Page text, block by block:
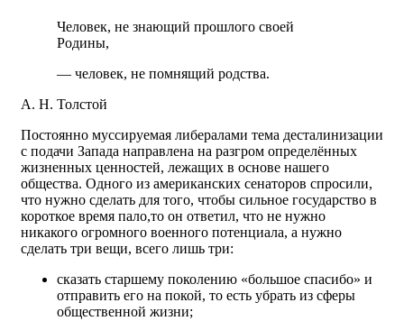
Человек, не знающий прошлого своей
Родины,
— человек, не помнящий родства.
А. Н. Толстой
Постоянно муссируемая либералами тема десталинизации
с подачи Запада направлена на разгром определённых
жизненных ценностей, лежащих в основе нашего
общества. Одного из американских сенаторов спросили,
что нужно сделать для того, чтобы сильное государство в
короткое время пало,то он ответил, что не нужно
никакого огромного военного потенциала, а нужно
сделать три вещи, всего лишь три:
сказать старшему поколению «большое спасибо» и
отправить его на покой, то есть убрать из сферы
общественной жизни;